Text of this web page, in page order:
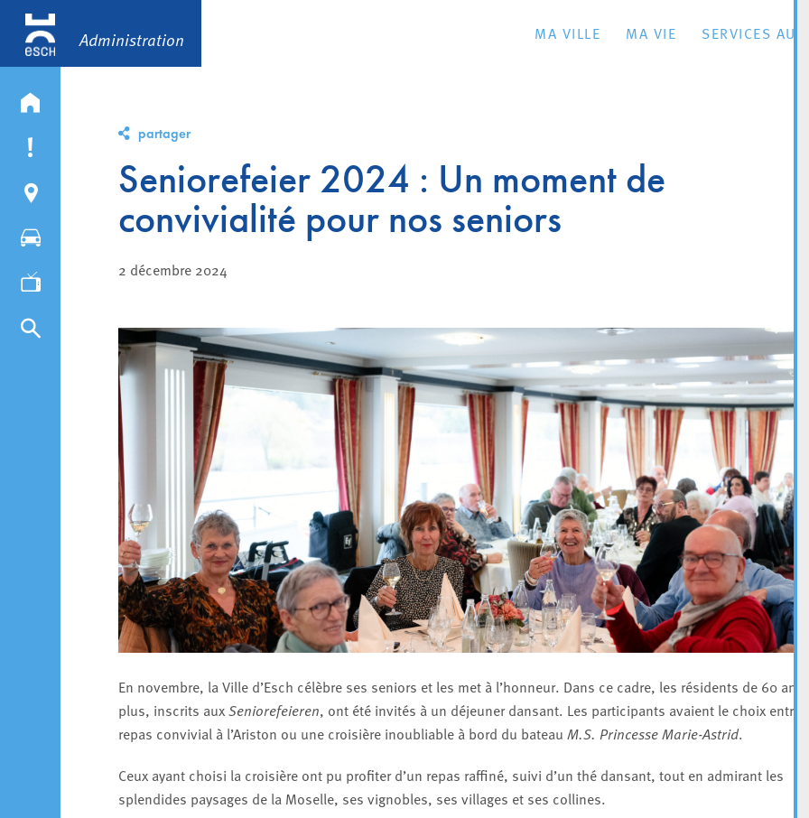
Administration MA VILLE MA VIE SERVICES AU
partager
Seniorefeier 2024 : Un moment de
convivialité pour nos seniors
2 décembre 2024
En novembre, la Ville d’Esch célèbre ses seniors et les met à l’honneur. Dans ce cadre, les résidents de 60 ans et
plus, inscrits auxSeniorefeieren, ont été invités à un déjeuner dansant. Les participants avaient le choix entre
repas convivial à l’Ariston ou une croisière inoubliable à bord du bateau M.S. Princesse Marie-Astrid.
Ceux ayant choisi la croisière ont pu profiter d’un repas raffiné, suivi d’un thé dansant, tout en admirant les
splendides paysages de la Moselle, ses vignobles, ses villages et ses collines.